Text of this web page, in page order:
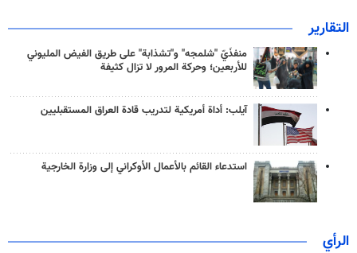
التقارير
منفذَيّ "شلمجه" و"تشذابة" على طريق الفيض المليوني
للأربعين؛ وحركة المرور لا تزال كثيفة
آيلب: أداة أمريكية لتدريب قادة العراق المستقبليين
استدعاء القائم بالأعمال الأوكراني إلى وزارة الخارجية
الرأي